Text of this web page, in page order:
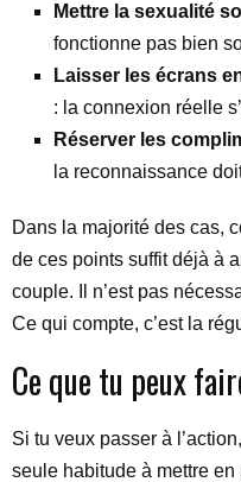
Mettre la sexualité
fonctionne pas bien
Laisser les écrans
: la connexion réelle
Réserver les
la reconnaissance
Dans la majorité des cas,
de ces points suffit déjà à
couple. Il n’est pas
Ce qui compte, c’est la
Ce que tu peux
Si tu veux passer à
seule habitude à mettre